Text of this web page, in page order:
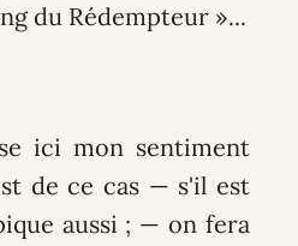
du Rédempteur »...
ici mon sentiment
de ce cas — s'il est
aussi ; — on fera